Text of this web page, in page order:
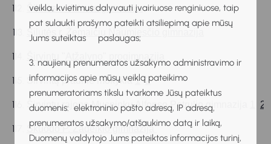
veikla, kvietimus dalyvauti įvairiuose renginiuose, taip
pat sulaukti prašymo pateikti atsiliepimą apie mūsų
Jums suteiktas paslaugas;
3. naujienų prenumeratos užsakymo administravimo ir
informacijos apie mūsų veiklą pateikimo
prenumeratoriams tikslu tvarkome Jūsų pateiktus
duomenis: elektroninio pašto adresą, IP adresą,
prenumeratos užsakymo/atšaukimo datą ir laiką,
Duomenų valdytojo Jums pateiktos informacijos turinį,
Šilutės r. Vainuto gimnazija
Šilutės r. Žemaičių Naumiesčio gimnazija
Širvintų "Atžalyno" progimnazija
Širvintų pradinė mokykla 1 2
Širvintų rajono Musninkų Alfonso Petrulio gimnazija 2
Skuodo P. Žadeikio gimnazija